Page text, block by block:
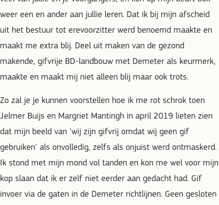
weer een en ander aan jullie leren. Dat ik bij mijn afscheid
uit het bestuur tot erevoorzitter werd benoemd maakte en
maakt me extra blij. Deel uit maken van de gezond
makende, gifvrije BD-landbouw met Demeter als keurmerk,
maakte en maakt mij niet alleen blij maar ook trots.
Zo zal je je kunnen voorstellen hoe ik me rot schrok toen
Jelmer Buijs en Margriet Mantingh in april 2019 lieten zien
dat mijn beeld van ’wij zijn gifvrij omdat wij geen gif
gebruiken’ als onvolledig, zelfs als onjuist werd ontmaskerd.
Ik stond met mijn mond vol tanden en kon me wel voor mijn
kop slaan dat ik er zelf niet eerder aan gedacht had. Gif
invoer via de gaten in de Demeter richtlijnen. Geen gesloten